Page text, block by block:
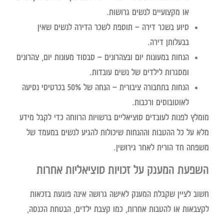
או מקצועיים לנשים גרושות.
סיוע בשכר דירה – תוספת לשכר הדירה לנשים שאין
בבעלותן דירה.
הנחות במעונות יום ובצהרונים – סבסוד מעונות יום, צהרונים
ומסגרות לילדים של נשים עובדות.
הנחות בתחבורה ציבורית –
הנחה של 50% בכרטיסי נסיעה
לאוטובוסים ורכבות.
מומלץ לפנות לעובדים סוציאליים ברשויות הרווחה כדי לקבל מידע
מלא על כל ההטבות וההנחות שיכולות להגיע לנשים במעמד של
משפחה חד הורית לאחר גירושין.
השפעת המענק על זכויות סוציאליות אחרות
חשוב לציין שקבלת המענק לאישה גרושה אינה פוגעת בזכאות
לקצבאות או להטבות אחרות, כמו קצבת ילדים, הבטחת הכנסה,